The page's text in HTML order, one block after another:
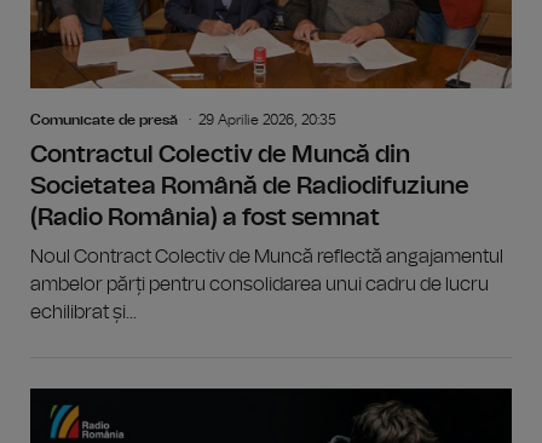
Comunicate de presă 29 Aprilie 2026, 20:35
Contractul Colectiv de Muncă din
Societatea Română de Radiodifuziune
(Radio România) a fost semnat
Noul Contract Colectiv de Muncă reflectă angajamentul
ambelor părți pentru consolidarea unui cadru de lucru
echilibrat și...